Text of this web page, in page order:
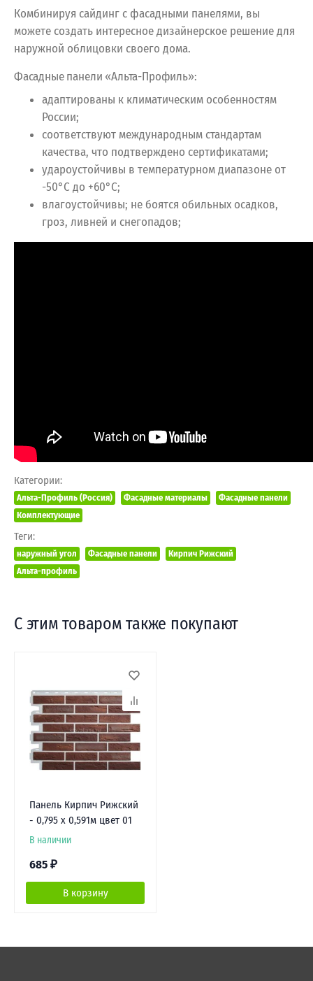
Комбинируя сайдинг с фасадными панелями, вы
можете создать интересное дизайнерское решение для
наружной облицовки своего дома.
Фасадные панели «Альта-Профиль»:
адаптированы к климатическим особенностям
России;
соответствуют международным стандартам
качества, что подтверждено сертификатами;
удароустойчивы в температурном диапазоне от
-50°С до +60°С;
влагоустойчивы; не боятся обильных осадков,
гроз, ливней и снегопадов;
Категории:
Альта-Профиль (Россия) Фасадные материалы
Фасадные панели
Комплектующие
Теги:
наружный угол Фасадные панели
Кирпич Рижский
Альта-профиль
С этим товаром также покупают
Панель Кирпич Рижский
- 0,795 х 0,591м цвет 01
В наличии
685 ₽
В корзину